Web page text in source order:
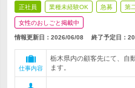
正社員 業種未経験OK 急募 第
女性のおしごと掲載中
情報更新日：2026/06/08 終了予定日：
仕事内容
栃木県内の顧客先にて、自
ます。